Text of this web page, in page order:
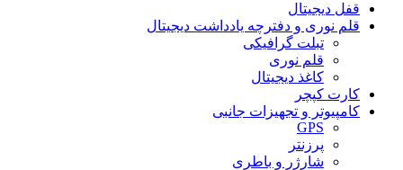
قفل دیجیتال
قلم نوری و دفترچه یادداشت دیجیتال
تبلت گرافیکی
قلم نوری
کاغذ دیجیتال
کارت کپچر
کامپیوتر و تجهیزات جانبی
GPS
پرزنتر
شارژر و باطری